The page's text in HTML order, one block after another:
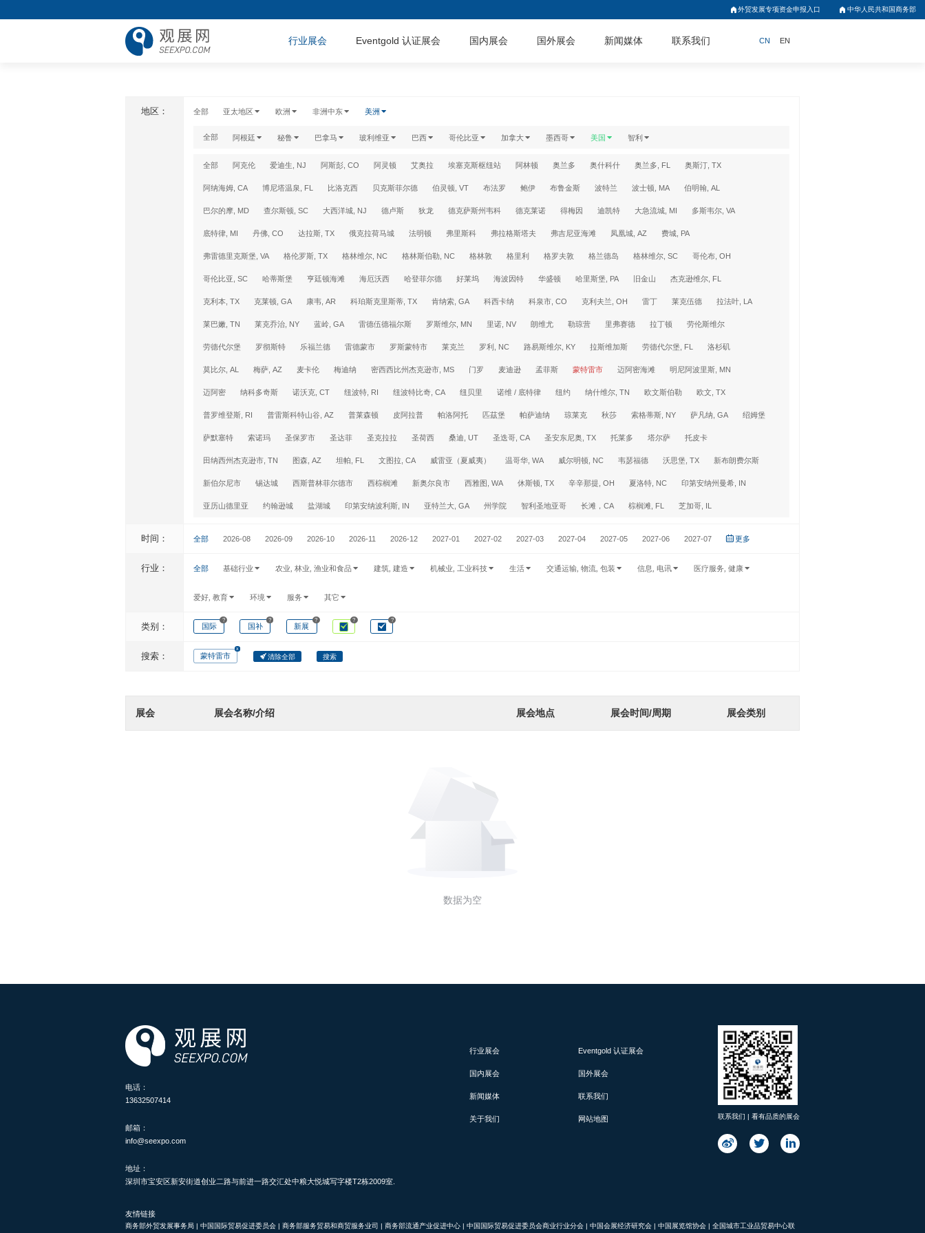
外贸发展专项资金申报入口 中华人民共和国商务部
行业展会 Eventgold 认证展会 国内展会 国外展会 新闻媒体 联系我们 CN EN
地区： 全部 亚太地区 欧洲 非洲中东 美洲
全部 阿根廷 秘鲁 巴拿马 玻利维亚 巴西 哥伦比亚 加拿大 墨西哥 美国 智利
全部 阿克伦 爱迪生, NJ 阿斯彭, CO 阿灵顿 艾奥拉 埃塞克斯枢纽站 阿林顿 奥兰多 奥什科什 奥兰多, FL 奥斯汀, TX
阿纳海姆, CA 博尼塔温泉, FL 比洛克西 贝克斯菲尔德 伯灵顿, VT 布法罗 鲍伊 布鲁金斯 波特兰 波士顿, MA 伯明翰, AL
巴尔的摩, MD 查尔斯顿, SC 大西洋城, NJ 德卢斯 狄龙 德克萨斯州韦科 德克莱诺 得梅因 迪凯特 大急流城, MI 多斯韦尔, VA
底特律, MI 丹佛, CO 达拉斯, TX 俄克拉荷马城 法明顿 弗里斯科 弗拉格斯塔夫 弗吉尼亚海滩 凤凰城, AZ 费城, PA
弗雷德里克斯堡, VA 格伦罗斯, TX 格林维尔, NC 格林斯伯勒, NC 格林敦 格里利 格罗夫敦 格兰德岛 格林维尔, SC 哥伦布, OH
哥伦比亚, SC 哈蒂斯堡 亨廷顿海滩 海厄沃西 哈登菲尔德 好莱坞 海波因特 华盛顿 哈里斯堡, PA 旧金山 杰克逊维尔, FL
克利本, TX 克莱顿, GA 康韦, AR 科珀斯克里斯蒂, TX 肯纳索, GA 科西卡纳 科泉市, CO 克利夫兰, OH 雷丁 莱克伍德 拉法叶, LA
莱巴嫩, TN 莱克乔治, NY 蓝岭, GA 雷德伍德福尔斯 罗斯维尔, MN 里诺, NV 朗维尤 勒琼营 里弗赛德 拉丁顿 劳伦斯维尔
劳德代尔堡 罗彻斯特 乐福兰德 雷德蒙市 罗斯蒙特市 莱克兰 罗利, NC 路易斯维尔, KY 拉斯维加斯 劳德代尔堡, FL 洛杉矶
莫比尔, AL 梅萨, AZ 麦卡伦 梅迪纳 密西西比州杰克逊市, MS 门罗 麦迪逊 孟菲斯 蒙特雷市 迈阿密海滩 明尼阿波里斯, MN
迈阿密 纳科多奇斯 诺沃克, CT 纽波特, RI 纽波特比奇, CA 纽贝里 诺维 / 底特律 纽约 纳什维尔, TN 欧文斯伯勒 欧文, TX
普罗维登斯, RI 普雷斯科特山谷, AZ 普莱森顿 皮阿拉普 帕洛阿托 匹茲堡 帕萨迪纳 琼莱克 秋莎 索格蒂斯, NY 萨凡纳, GA 绍姆堡
萨默塞特 索诺玛 圣保罗市 圣达菲 圣克拉拉 圣荷西 桑迪, UT 圣迭哥, CA 圣安东尼奥, TX 托莱多 塔尔萨 托皮卡
田纳西州杰克逊市, TN 图森, AZ 坦帕, FL 文图拉, CA 威雷亚（夏威夷） 温哥华, WA 威尔明顿, NC 韦瑟福德 沃思堡, TX 新布朗费尔斯
新伯尔尼市 锡达城 西斯普林菲尔德市 西棕榈滩 新奥尔良市 西雅图, WA 休斯顿, TX 辛辛那提, OH 夏洛特, NC 印第安纳州曼希, IN
亚历山德里亚 约翰逊城 盐湖城 印第安纳波利斯, IN 亚特兰大, GA 州学院 智利圣地亚哥 长滩，CA 棕榈滩, FL 芝加哥, IL
时间： 全部 2026-08 2026-09 2026-10 2026-11 2026-12 2027-01 2027-02 2027-03 2027-04 2027-05 2027-06 2027-07 更多
行业： 全部 基础行业 农业, 林业, 渔业和食品 建筑, 建造 机械业, 工业科技 生活 交通运输, 物流, 包装 信息, 电讯 医疗服务, 健康
爱好, 教育 环境 服务 其它
类别： 国际
?
国补
?
新展
? ? ?
搜索： 蒙特雷市 清除全部 搜索
展会 展会名称/介绍 展会地点 展会时间/周期 展会类别
数据为空
电话：
13632507414
邮箱：
info@seexpo.com
地址：
深圳市宝安区新安街道创业二路与前进一路交汇处中粮大悦城写字楼T2栋2009室.
行业展会 Eventgold 认证展会
国内展会 国外展会
新闻媒体 联系我们
关于我们 网站地图 联系我们 | 看有品质的展会
友情链接
商务部外贸发展事务局 | 中国国际贸易促进委员会 | 商务部服务贸易和商贸服务业司 | 商务部流通产业促进中心 | 中国国际贸易促进委员会商业行业分会 | 中国会展经济研究会 | 中国展览馆协会 | 全国城市工业品贸易中心联